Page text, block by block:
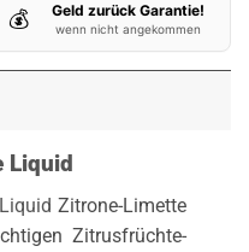
💰 Geld zurück Garantie!
wenn nicht angekommen
Liquid
Zitrone-Limette
Zitrusfrüchte-